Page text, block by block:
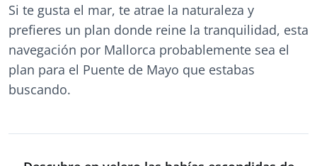
Si te gusta el mar, te atrae la naturaleza y
prefieres un plan donde reine la tranquilidad, esta
navegación por Mallorca probablemente sea el
plan para el Puente de Mayo que estabas
buscando.